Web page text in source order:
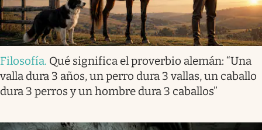
Filosofía. Qué significa el proverbio alemán: “Una
valla dura 3 años, un perro dura 3 vallas, un caballo
dura 3 perros y un hombre dura 3 caballos”